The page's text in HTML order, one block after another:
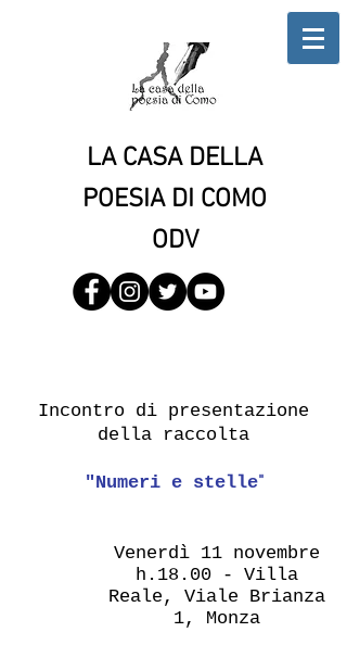
LA CASA DELLA
POESIA DI COMO
ODV
Incontro di presentazione
della raccolta
"Numeri e stelle"
Venerdì 11 novembre
h.18.00 - Villa
Reale, Viale Brianza
1, Monza